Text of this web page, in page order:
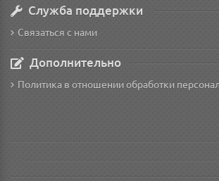
Служба поддержки
Связаться с нами
Дополнительно
Политика в отношении обработки